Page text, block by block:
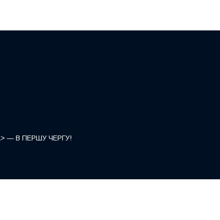
a> — В ПЕРШУ ЧЕРГУ!